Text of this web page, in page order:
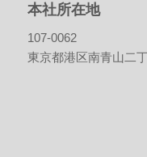
本社所在地
107-0062
東京都港区南青山二